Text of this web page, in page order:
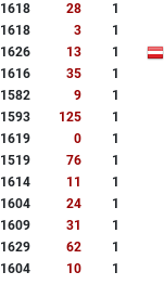
1618 28
1
1618 3
1
1626 13
1
1616 35
1
1582 9
1
1593 125
1
1619 0
1
1519 76
1
1614 11
1
1604 24
1
1609 31
1
1629 62
1
1604 10 1